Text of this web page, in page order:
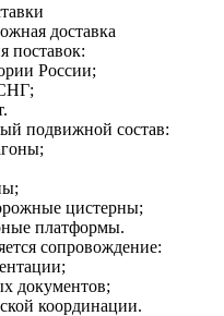
доставка
поставок:
России;
подвижной состав:
цистерны;
платформы.
сопровождение:
документов;
координации.